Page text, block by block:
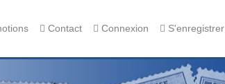
Contact Connexion S'enregistrer